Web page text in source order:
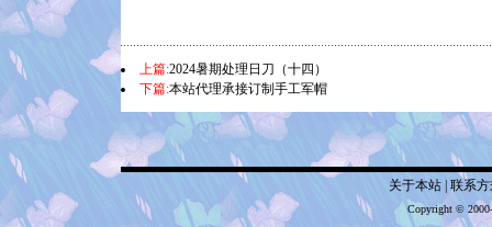
上篇:2024暑期处理日刀（十四）
下篇:本站代理承接订制手工军帽
关于本站 联系
Copyright ©